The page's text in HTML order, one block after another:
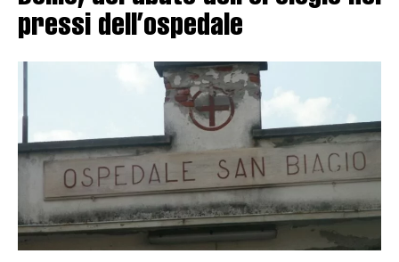
pressi dell’ospedale